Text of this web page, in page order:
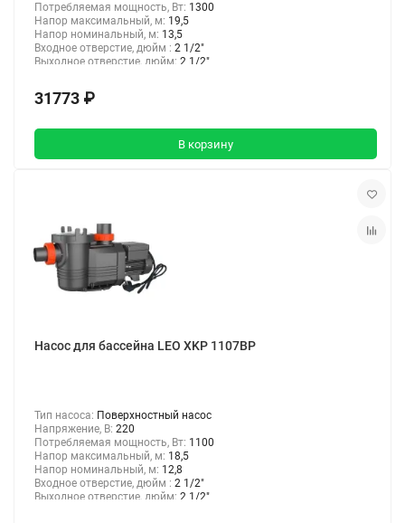
Потребляемая мощность, Вт: 1300
Напор максимальный, м: 19,5
Напор номинальный, м: 13,5
Входное отверстие, дюйм : 2 1/2"
Выходное отверстие, дюйм: 2 1/2"
31773 ₽
В корзину
Насос для бассейна LEO XKP 1107BP
Тип насоса: Поверхностный насос
Напряжение, В: 220
Потребляемая мощность, Вт: 1100
Напор максимальный, м: 18,5
Напор номинальный, м: 12,8
Входное отверстие, дюйм : 2 1/2"
Выходное отверстие, дюйм: 2 1/2"